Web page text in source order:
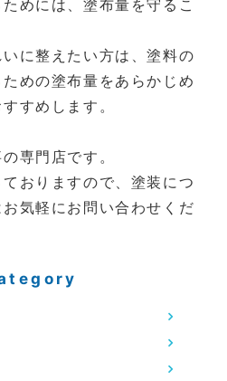
めには、塗布量を守るこ
に整えたい方は、塗料の
めの塗布量をあらかじめ
すめします。
専門店です。
おりますので、塗装につ
気軽にお問い合わせくだ